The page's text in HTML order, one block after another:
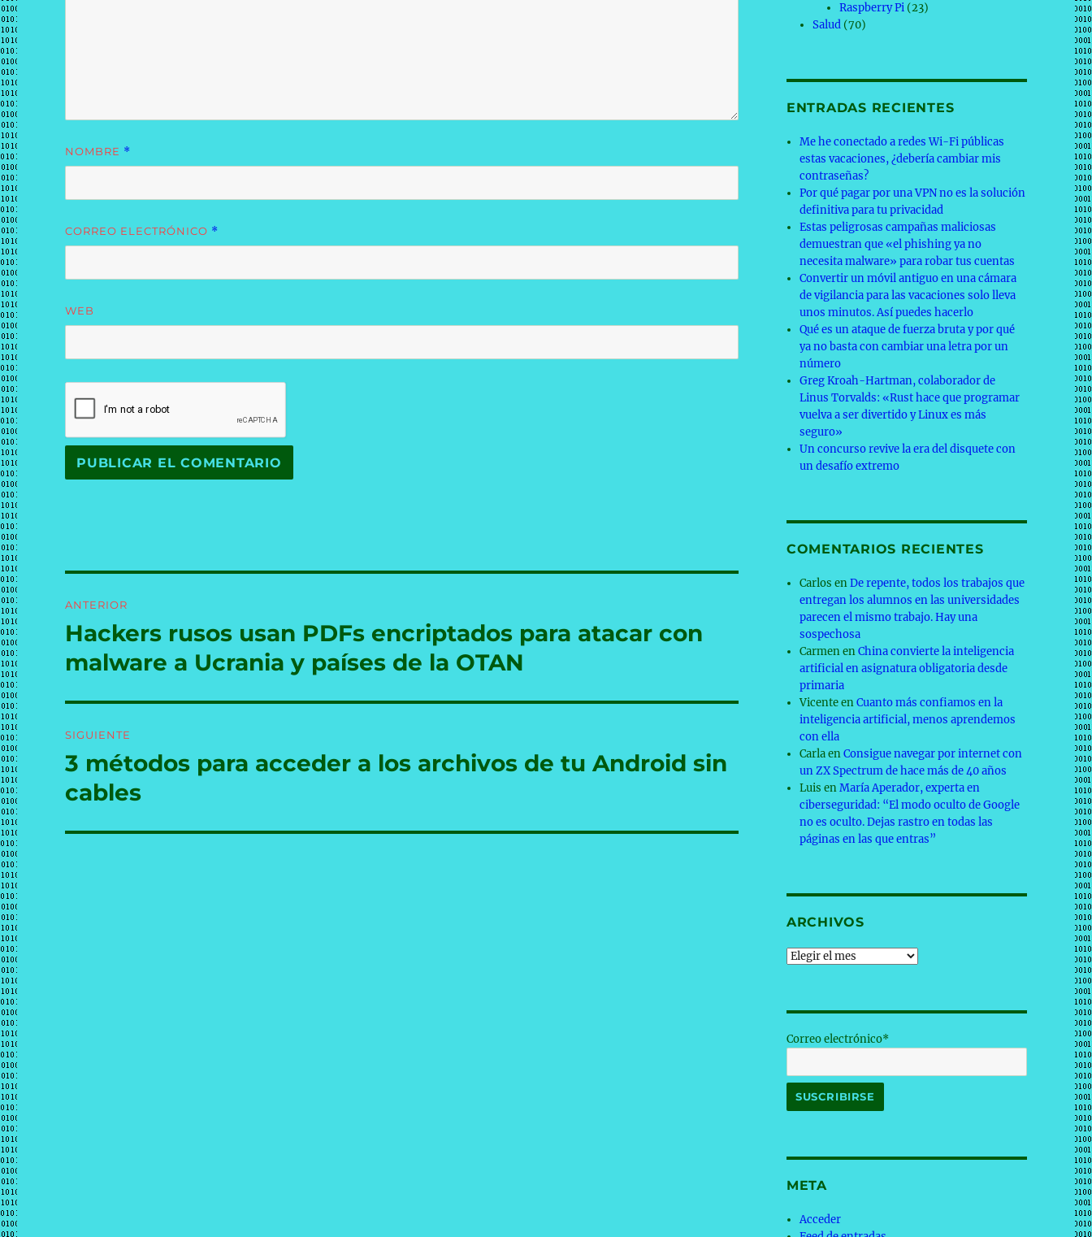
NOMBRE *
CORREO ELECTRÓNICO *
WEB
de
entradas
ANTERIOR
Entrada
anterior:
Hackers rusos usan PDFs encriptados para atacar con
malware a Ucrania y países de la OTAN
SIGUIENTE
Entrada
siguiente:
3 métodos para acceder a los archivos de tu Android sin
cables
Raspberry Pi(23)
Salud (70)
ENTRADAS RECIENTES
Me he conectado a redes Wi-Fi públicas
estas vacaciones, ¿debería cambiar mis
contraseñas?
Por qué pagar por una VPN no es la solución
definitiva para tu privacidad
Estas peligrosas campañas maliciosas
demuestran que «el phishing ya no
necesita malware» para robar tus cuentas
Convertir un móvil antiguo en una cámara
de vigilancia para las vacaciones solo lleva
unos minutos. Así puedes hacerlo
Qué es un ataque de fuerza bruta y por qué
ya no basta con cambiar una letra por un
número
Greg Kroah-Hartman, colaborador de
Linus Torvalds: «Rust hace que programar
vuelva a ser divertido y Linux es más
seguro»
Un concurso revive la era del disquete con
un desafío extremo
COMENTARIOS RECIENTES
Carlos enDe repente, todos los trabajos que
entregan los alumnos en las universidades
parecen el mismo trabajo. Hay una
sospechosa
CarmenenChina convierte la inteligencia
artificial en asignatura obligatoria desde
primaria
VicenteenCuanto más confiamos en la
inteligencia artificial, menos aprendemos
con ella
CarlaenConsigue navegar por internet con
un ZX Spectrum de hace más de 40 años
Luis enMaría Aperador, experta en
ciberseguridad: “El modo oculto de Google
no es oculto. Dejas rastro en todas las
páginas en las que entras”
ARCHIVOS
Archivos
Correo electrónico*
META
Acceder